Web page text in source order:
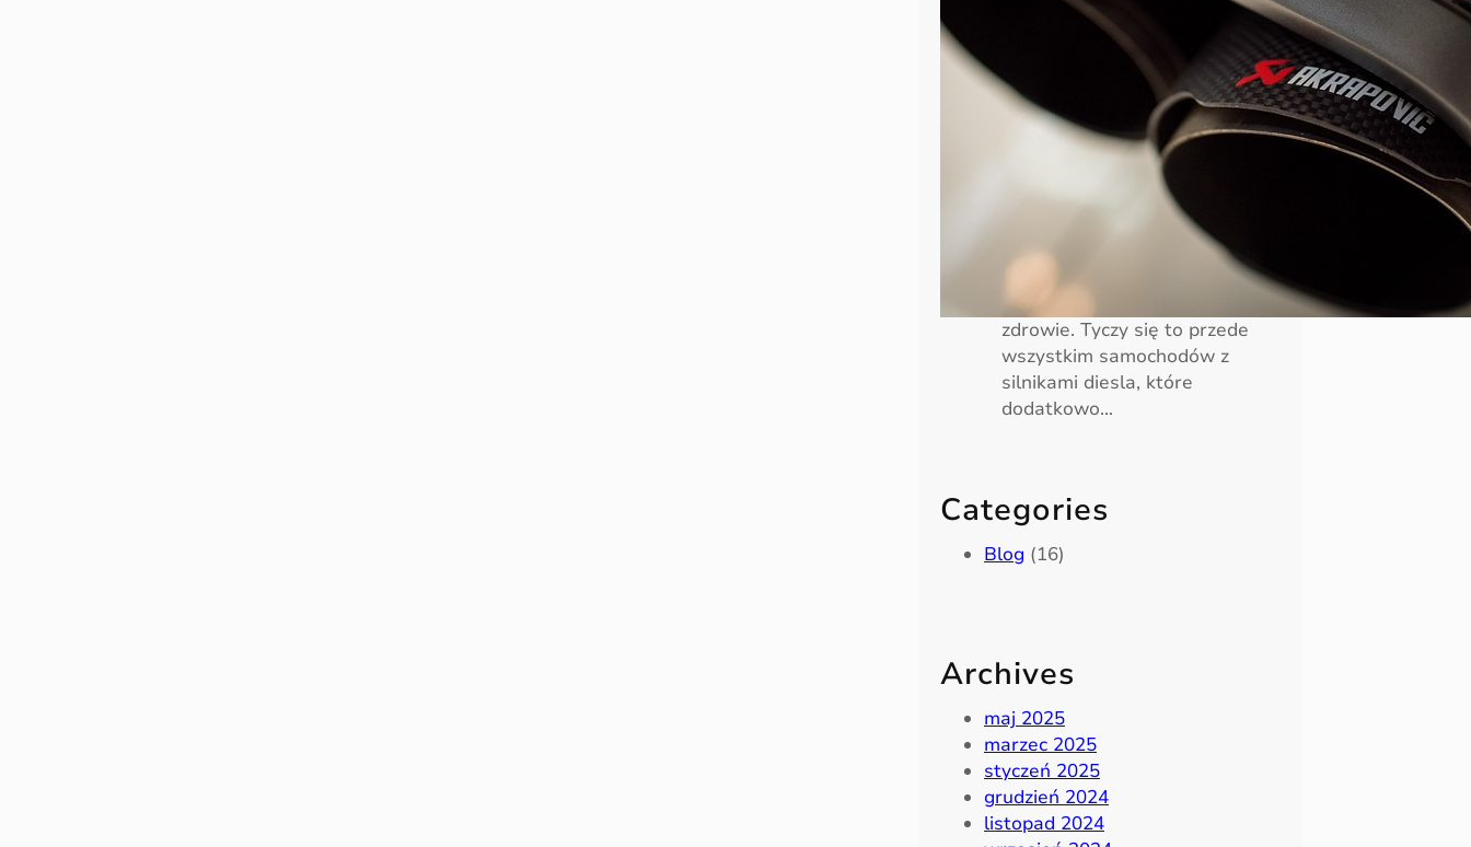
W każdym samochodzie, jak i
nawet jakimkolwiek innym
pojeździe znajduje się mnóstwo
różnego rodzaju mechanizmów,
układów, czy technologi, które
pozwalają ograniczyć ilość
emitowanych do powietrza
spalin. Spaliny zawierają
naprawdę sporo związków
chemicznych, które negatywnie
środowisko, ale i na ludzkie
zdrowie. Tyczy się to przede
wszystkim samochodów z
silnikami diesla, które
dodatkowo…
Categories
Blog (16)
Archives
maj 2025
marzec 2025
styczeń 2025
grudzień 2024
listopad 2024